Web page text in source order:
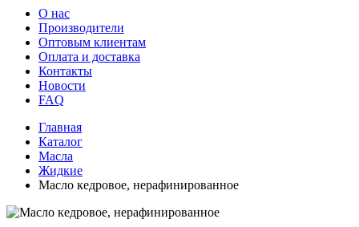
О нас
Производители
Оптовым клиентам
Оплата и доставка
Контакты
Новости
FAQ
Главная
Каталог
Масла
Жидкие
Масло кедровое, нерафинированное